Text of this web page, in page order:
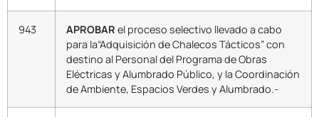
943 APROBAR el proceso selectivo llevado a cabo
para la“Adquisición de Chalecos Tácticos” con
destino al Personal del Programa de Obras
Eléctricas y Alumbrado Público, y la Coordinación
de Ambiente, Espacios Verdes y Alumbrado.-